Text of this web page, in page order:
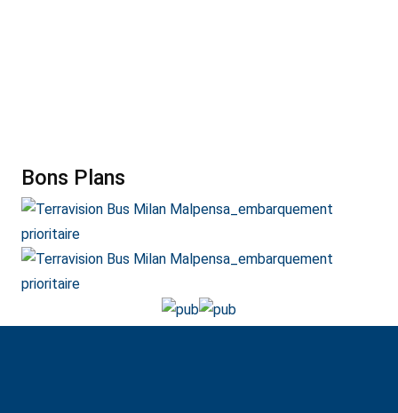
Bons Plans